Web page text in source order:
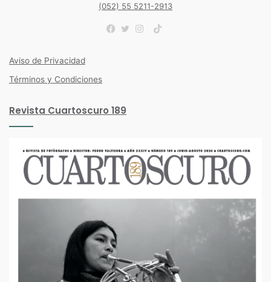
(052) 55 5211-2913
TikTok
Aviso de Privacidad
Términos y Condiciones
Revista Cuartoscuro 189